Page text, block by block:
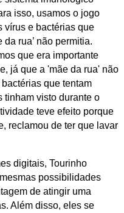
isso, usamos o jogo
vírus e bactérias que
rua’ não permitia.
que era importante
já que a 'mãe da rua' não
que tentam
tinham visto durante o
teve efeito porque
reclamou de ter que lavar
digitais, Tourinho
possibilidades
de atingir uma
Além disso, eles se